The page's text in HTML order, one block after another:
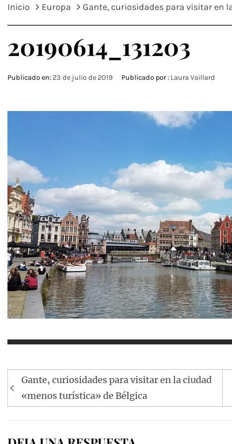
Inicio Europa Gante, curiosidades para visitar en
20190614_131203
Publicado en: 23 de julio de 2019 Publicado por : Laura Vaillard
Navegación
de
entradas
Gante, curiosidades para visitar en la ciudad
«menos turística» de Bélgica